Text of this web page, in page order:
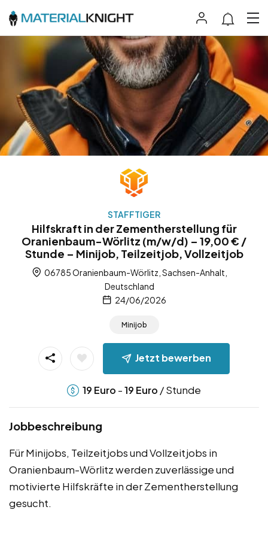
STAFFTIGER
Hilfskraft in der Zementherstellung für
Oranienbaum-Wörlitz (m/w/d) – 19,00 € /
Stunde – Minijob, Teilzeitjob, Vollzeitjob
06785 Oranienbaum-Wörlitz, Sachsen-Anhalt,
Deutschland
24/06/2026
Minijob
Jetzt bewerben
19 Euro -19 Euro / Stunde
Jobbeschreibung
Für Minijobs, Teilzeitjobs und Vollzeitjobs in
Oranienbaum-Wörlitz werden zuverlässige und
motivierte Hilfskräfte in der Zementherstellung
gesucht.